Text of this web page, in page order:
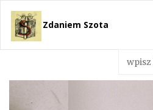
Zdaniem Szota